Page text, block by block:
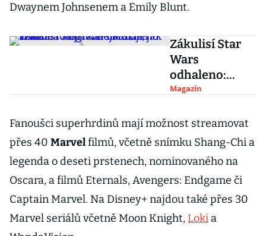
Dwaynem Johnsenem a Emily Blunt.
Zákulisí Star
Wars
odhaleno:
vzácné
ukazují, jak
vznikala
nejslavnější
sci-fi série
Magazín
Fanoušci superhrdinů mají možnost streamovat
přes 40 Marvelfilmů, včetně snímku Shang-Chi a
legenda o deseti prstenech, nominovaného na
Oscara, a filmů Eternals, Avengers: Endgame či
Captain Marvel. Na Disney+ najdou také přes 30
Marvel seriálů včetně Moon Knight, Loki a